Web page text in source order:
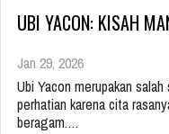
UBI YACON: KISAH
Jan 29, 2026
Ubi Yacon merupakan
perhatian karena cita
beragam.…